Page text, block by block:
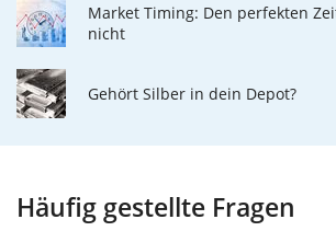
Market Timing: Den perfekten
nicht
Gehört Silber in dein Depot?
Häufig gestellte Fragen